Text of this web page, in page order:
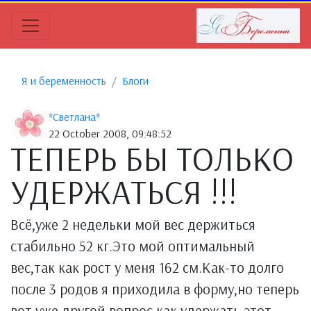
Я и беременность Блоги
*Светлана*
22 October 2008, 09:48:52
ТЕПЕРЬ БЫ ТОЛЬКО
УДЕРЖАТЬСЯ !!!
Всё,уже 2 недельки мой вес держиться
стабильно 52 кг.Это мой оптимальный
вес,так как рост у меня 162 см.Как-то долго
после 3 родов я приходила в форму,но теперь